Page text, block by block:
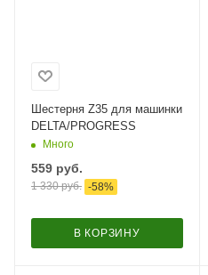
Шестерня Z35 для машинки
DELTA/PROGRESS
Много
559 руб.
1 330руб. -58%
В КОРЗИНУ